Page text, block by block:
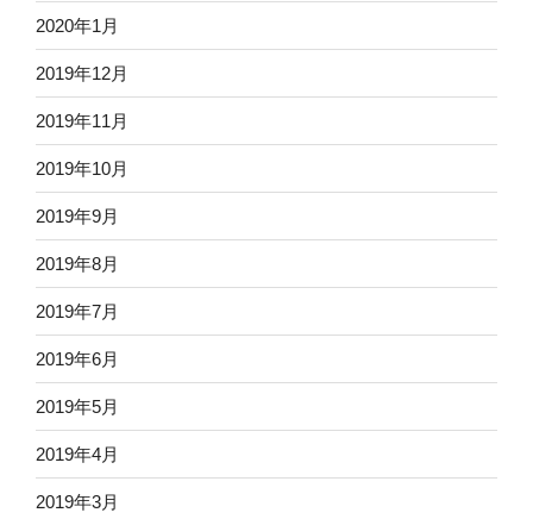
2020年1月
2019年12月
2019年11月
2019年10月
2019年9月
2019年8月
2019年7月
2019年6月
2019年5月
2019年4月
2019年3月